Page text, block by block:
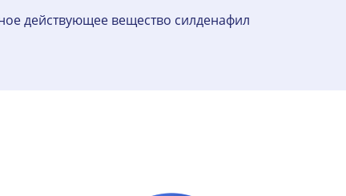
действующее вещество силденафил